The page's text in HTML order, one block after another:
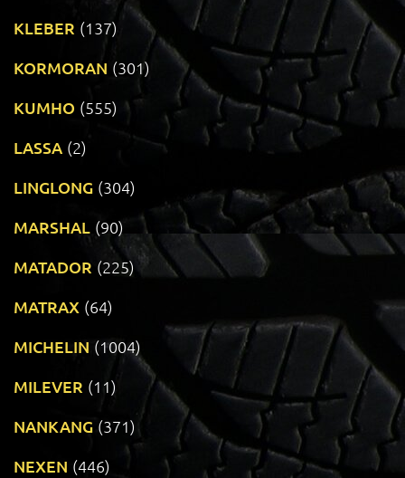
KLEBER (137)
KORMORAN (301)
KUMHO (555)
LASSA (2)
LINGLONG (304)
MARSHAL (90)
MATADOR (225)
MATRAX (64)
MICHELIN (1004)
MILEVER (11)
NANKANG (371)
NEXEN (446)